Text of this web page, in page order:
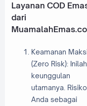
Layanan COD
dari
Keamanan
(Zero Risk): Inilah
keunggulan
utamanya. Risiko
Anda sebagai